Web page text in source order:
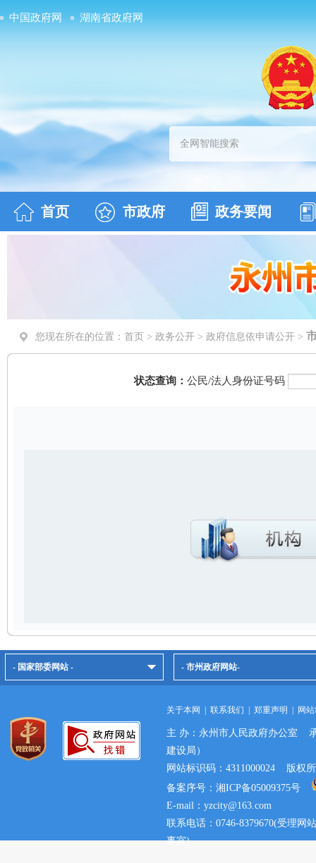
中国政府网 湖南省政府网
首页 市政府 政务要闻
您现在所在的位置： 首页 > 政务公开 > 政府信息依申请公开 >
状态查询： 公民/法人身份证号码
- 国家部委网站 - - 市州政府网站-
关于本网 联系我们 郑重声明 网
主 办：永州市人民政府办公室
建设局）
网站标识码：4311000024 版权
备案序号：湘ICP备05009375号
E-mail：yzcity@163.com
联系电话：0746-8379670(受理网
事宜)